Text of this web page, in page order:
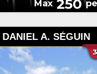
Max250
A. SÉGUIN